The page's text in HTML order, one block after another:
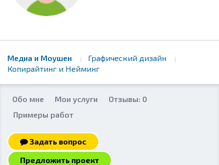
Медиа и Моушен
Графический дизайн
Копирайтинг и Нейминг
Обо мне Мои услуги
Отзывы: 0
Примеры работ
Задать вопрос
Предложить проект